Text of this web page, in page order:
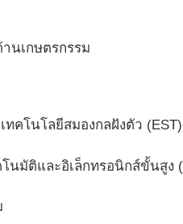
นเกษตรกรรม
ทคโนโลยีสมองกลฝังตัว (EST)
นมัติและอิเล็กทรอนิกส์ขั้นสูง